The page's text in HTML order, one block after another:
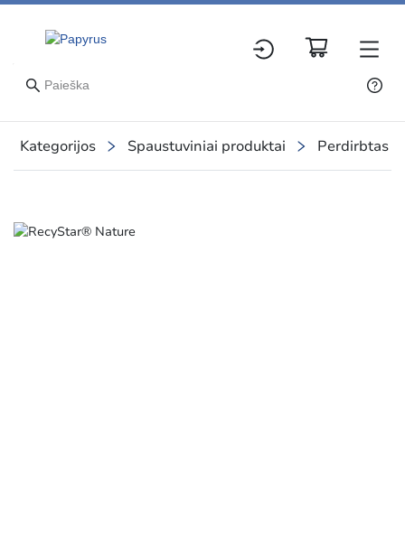
Kategorijos Spaustuviniai produktai Perdirbtas
Slide 1 of 1